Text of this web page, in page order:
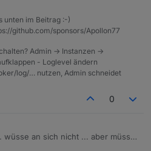
auch etwas "hochgeschaukelt"
durchs löschen des Scripts.
ob soetwas möglich wäre.
unten im Beitrag :-)
github.com/sponsors/Apollon77
Admin -> Instanzen ->
- Loglevel ändern
log/… nutzen, Admin schneidet
0
wüsse an sich nicht ... aber müsste